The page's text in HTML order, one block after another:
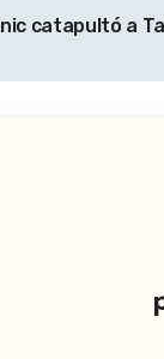
catapultó a